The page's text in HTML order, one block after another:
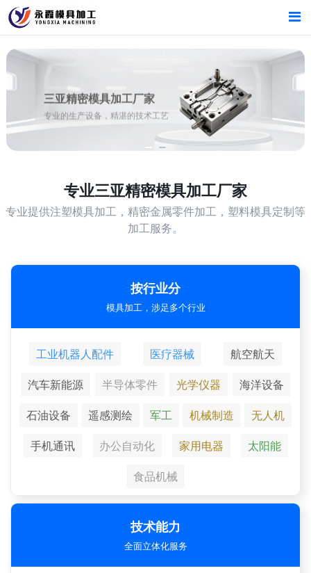
首页
产品中心
新闻中心
首页
产品中心
新闻中心
三亚精密模具加工厂家
专业的生产设备，精湛的技术工艺
专业三亚精密模具加工厂家
专业提供注塑模具加工，精密金属零件加工，塑料模具定制等
加工服务。
按行业分
模具加工，涉足多个行业
工业机器人配件 医疗器械
航空航天
汽车新能源
半导体零件 光学仪器
海洋设备
石油设备
遥感测绘 军工 机械制造
无人机
手机通讯
办公自动化 家用电器
太阳能
食品机械
技术能力
全面立体化服务